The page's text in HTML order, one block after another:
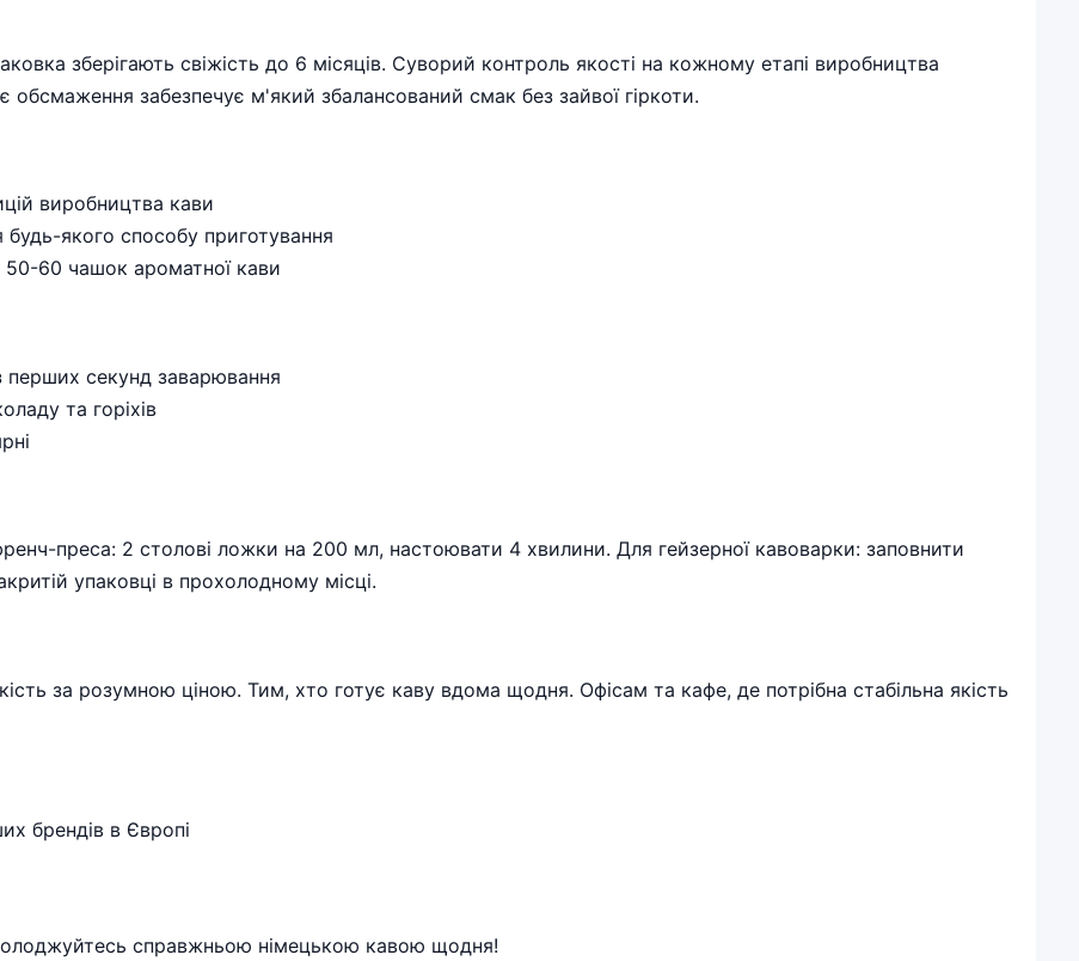
зберігають свіжість до 6 місяців. Суворий контроль якості на кожному етапі виробництва
забезпечує м'який збалансований смак без зайвої гіркоти.
виробництва кави
якого способу приготування
60 чашок ароматної кави
секунд заварювання
та горіхів
преса: 2 столові ложки на 200 мл, настоювати 4 хвилини. Для гейзерної кавоварки: заповнити
упаковці в прохолодному місці.
за розумною ціною. Тим, хто готує каву вдома щодня. Офісам та кафе, де потрібна стабільна якість
брендів в Європі
справжньою німецькою кавою щодня!